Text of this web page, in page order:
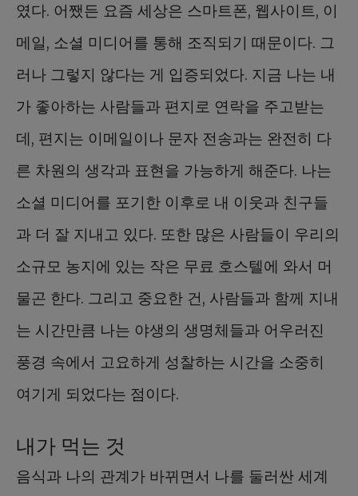
였다. 어쨌든 요즘 세상은 스마트폰, 웹사이트, 이
메일, 소셜 미디어를 통해 조직되기 때문이다. 그
러나 그렇지 않다는 게 입증되었다. 지금 나는 내
가 좋아하는 사람들과 편지로 연락을 주고받는
데, 편지는 이메일이나 문자 전송과는 완전히 다
른 차원의 생각과 표현을 가능하게 해준다. 나는
소셜 미디어를 포기한 이후로 내 이웃과 친구들
과 더 잘 지내고 있다. 또한 많은 사람들이 우리의
소규모 농지에 있는 작은 무료 호스텔에 와서 머
물곤 한다. 그리고 중요한 건, 사람들과 함께 지내
는 시간만큼 나는 야생의 생명체들과 어우러진
풍경 속에서 고요하게 성찰하는 시간을 소중히
여기게 되었다는 점이다.
내가 먹는 것
음식과 나의 관계가 바뀌면서 나를 둘러싼 세계